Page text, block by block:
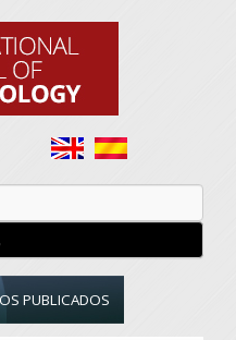
PUBLICADOS